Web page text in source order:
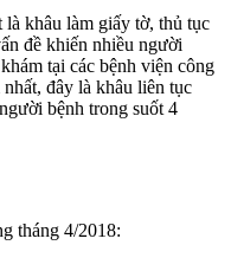
khâu làm giấy tờ, thủ tục
đề khiến nhiều người
tại các bệnh viện công
đây là khâu liên tục
bệnh trong suốt 4
tháng 4/2018: